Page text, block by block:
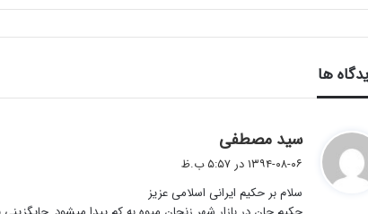
سید مصطفی
:
۱۳۹۴-۰۸-۰۶ در ۵:۵۷ ب.ظ
سلام بر حکیم ایرانی اسلامی عزیز